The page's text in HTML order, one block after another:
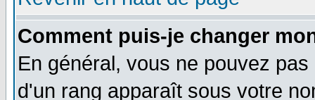
Comment puis-je changer
En général, vous ne pouvez
d'un rang apparaît sous votre